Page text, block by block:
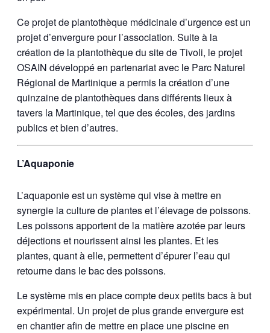
Ce projet de plantothèque médicinale d’urgence est un
projet d’envergure pour l’association. Suite à la
création de la plantothèque du site de Tivoli, le projet
OSAIN développé en partenariat avec le Parc Naturel
Régional de Martinique a permis la création d’une
quinzaine de plantothèques dans différents lieux à
tavers la Martinique, tel que des écoles, des jardins
publics et bien d’autres.
L’Aquaponie
L’aquaponie est un système qui vise à mettre en
synergie la culture de plantes et l’élevage de poissons.
Les poissons apportent de la matière azotée par leurs
déjections et nourissent ainsi les plantes. Et les
plantes, quant à elle, permettent d’épurer l’eau qui
retourne dans le bac des poissons.
Le système mis en place compte deux petits bacs à but
expérimental. Un projet de plus grande envergure est
en chantier afin de mettre en place une piscine en